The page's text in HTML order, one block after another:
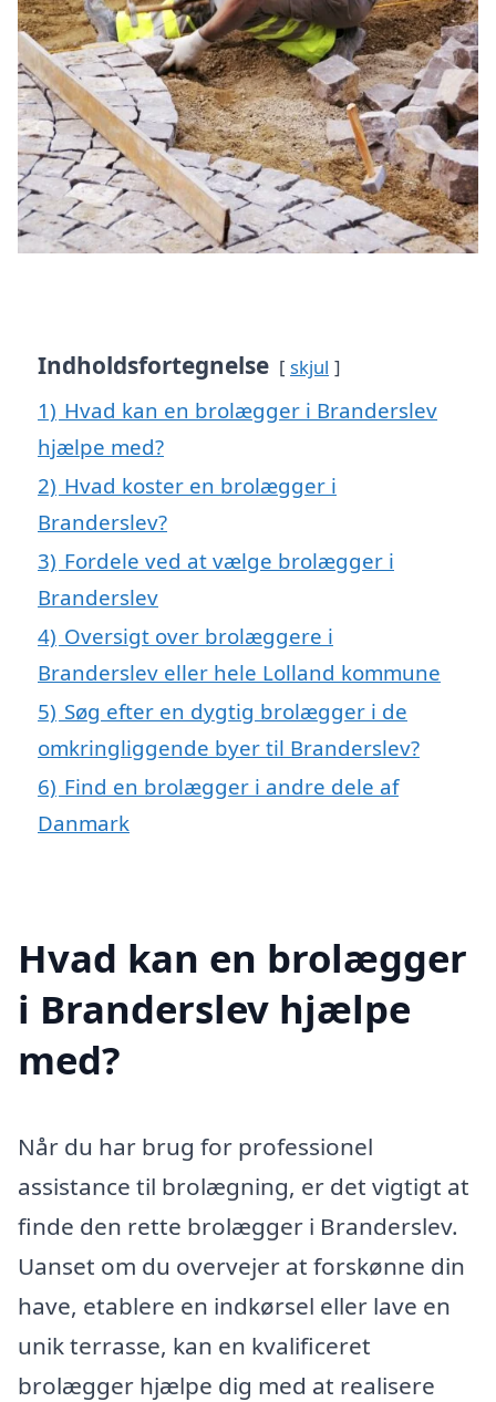
Indholdsfortegnelse skjul
1) Hvad kan en brolægger i Branderslev
hjælpe med?
2) Hvad koster en brolægger i
Branderslev?
3) Fordele ved at vælge brolægger i
Branderslev
4) Oversigt over brolæggere i
Branderslev eller hele Lolland kommune
5) Søg efter en dygtig brolægger i de
omkringliggende byer til Branderslev?
6) Find en brolægger i andre dele af
Danmark
Hvad kan en brolægger
i Branderslev hjælpe
med?
Når du har brug for professionel
assistance til brolægning, er det vigtigt at
finde den rette brolægger i Branderslev.
Uanset om du overvejer at forskønne din
have, etablere en indkørsel eller lave en
unik terrasse, kan en kvalificeret
brolægger hjælpe dig med at realisere